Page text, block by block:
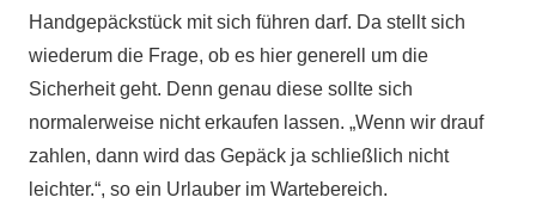
Handgepäckstück mit sich führen darf. Da stellt sich
wiederum die Frage, ob es hier generell um die
Sicherheit geht. Denn genau diese sollte sich
normalerweise nicht erkaufen lassen. „Wenn wir drauf
zahlen, dann wird das Gepäck ja schließlich nicht
leichter.“, so ein Urlauber im Wartebereich.